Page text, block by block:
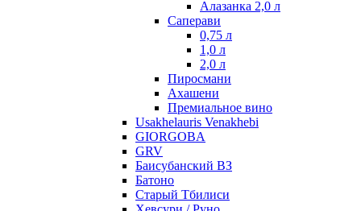
Алазанка 2,0 л
Саперави
0,75 л
1,0 л
2,0 л
Пиросмани
Ахашени
Премиальное вино
Usakhelauris Venakhebi
GIORGOBA
GRV
Баисубанский ВЗ
Батоно
Старый Тбилиси